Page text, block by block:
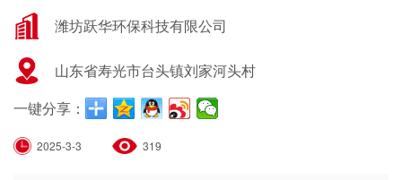
潍坊跃华环保科技有限公司
山东省寿光市台头镇刘家河头村
一键分享：
2025-3-3 319